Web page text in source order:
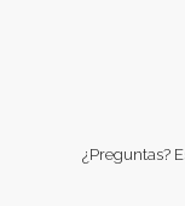
¿Preguntas?